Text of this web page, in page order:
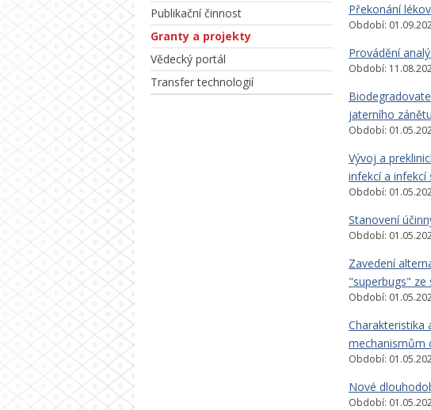
Publikační činnost
Granty a projekty
Vědecký portál
Transfer technologií
Překonání
Období:
Provádění
Období:
jaterního zánětu
Období:
Vývoj a
infekcí a
Období:
Stanovení
Období:
Zavedení
"superbugs" ze
Období:
Charakteristika
mechanismům
Období:
Nové
Období: